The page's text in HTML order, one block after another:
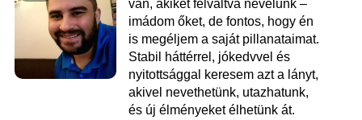
van, akiket felváltva nevelünk –
imádom őket, de fontos, hogy én
is megéljem a saját pillanataimat.
Stabil háttérrel, jókedvvel és
nyitottsággal keresem azt a lányt,
akivel nevethetünk, utazhatunk,
és új élményeket élhetünk át.